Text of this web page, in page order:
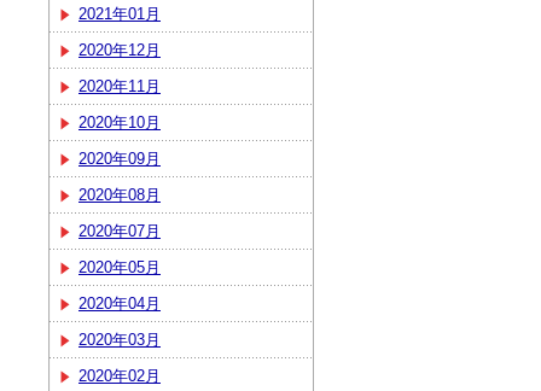
2021年01月
2020年12月
2020年11月
2020年10月
2020年09月
2020年08月
2020年07月
2020年05月
2020年04月
2020年03月
2020年02月